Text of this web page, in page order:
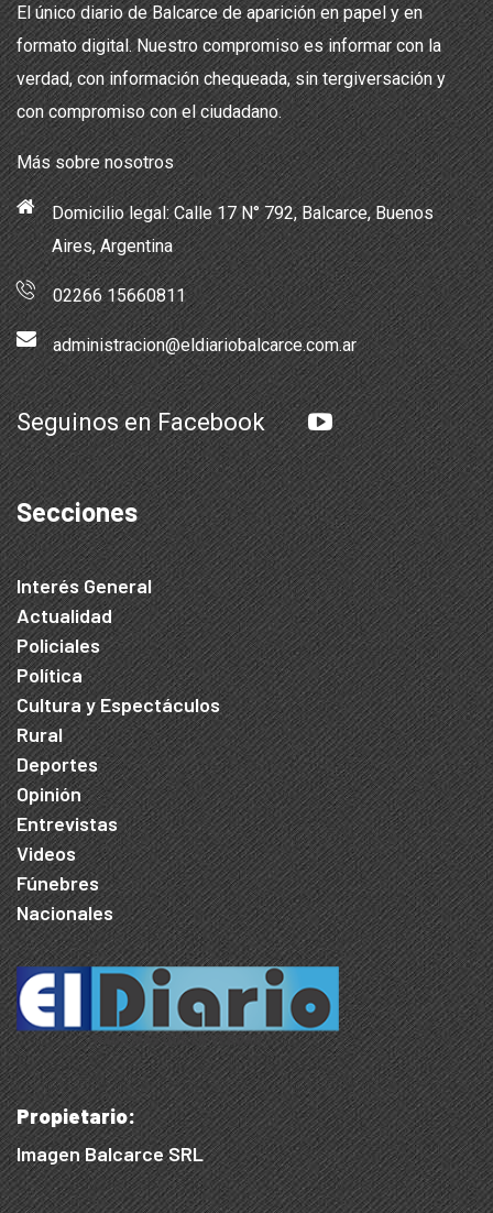
El único diario de Balcarce de aparición en papel y en
formato digital. Nuestro compromiso es informar con la
verdad, con información chequeada, sin tergiversación y
con compromiso con el ciudadano.
Más sobre nosotros
Domicilio legal: Calle 17 N° 792, Balcarce, Buenos
Aires, Argentina
02266 15660811
administracion@eldiariobalcarce.com.ar
Seguinos en Facebook
Secciones
Interés General
Actualidad
Policiales
Política
Cultura y Espectáculos
Rural
Deportes
Opinión
Entrevistas
Videos
Fúnebres
Nacionales
Propietario:
Imagen Balcarce SRL